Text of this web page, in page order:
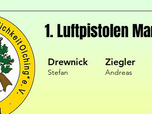
1. Luftpistolen
Ziegler
Drewnick
Stefan Andreas